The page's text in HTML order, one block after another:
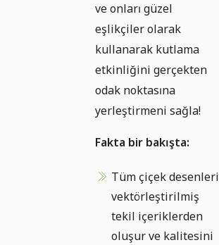
ve onları güzel
eşlikçiler olarak
kullanarak kutlama
etkinliğini gerçekten
odak noktasına
yerleştirmeni sağla!
Fakta bir bakışta:
Tüm çiçek desenleri
vektörleştirilmiş
tekil içeriklerden
oluşur ve kalitesini